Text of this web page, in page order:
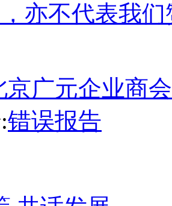
亦不代表我
京广元企业商会
错误报告